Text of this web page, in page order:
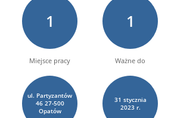
1 1
Miejsce pracy
ul. Partyzantów
46 27-500
Opatów
Ważne do
31 stycznia
2023 r.